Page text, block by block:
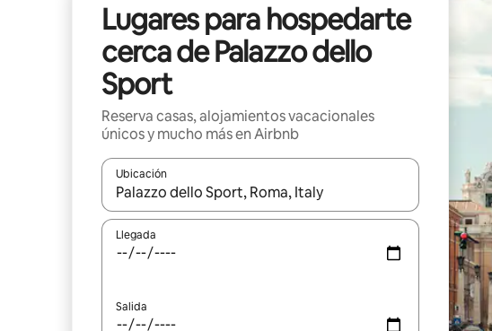
Lugares para hospedarte
cerca de Palazzo dello
Sport
Reserva casas, alojamientos vacacionales
únicos y mucho más en Airbnb
Ubicación
Cuando los resultados estén disponibles, podrás navegar
Llegada
Salida